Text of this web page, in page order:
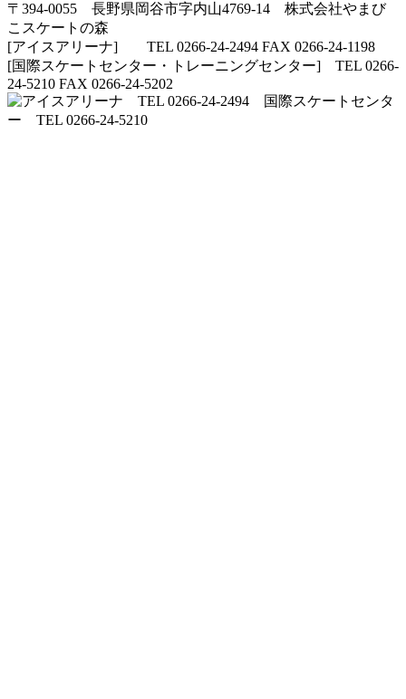
〒394-0055 長野県岡谷市字内山4769-14 株式会社やまび
こスケートの森
[アイスアリーナ] TEL 0266-24-2494 FAX 0266-24-1198
[国際スケートセンター・トレーニングセンター] TEL 0266-
24-5210 FAX 0266-24-5202